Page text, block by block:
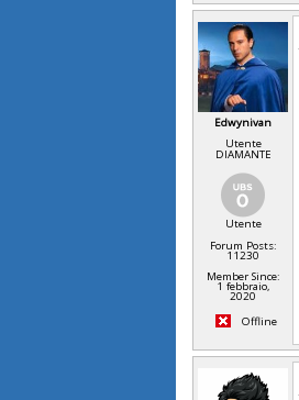
Edwynivan
Utente
DIAMANTE
Utente
Forum Posts:
11230
Member Since:
1 febbraio,
2020
Offline